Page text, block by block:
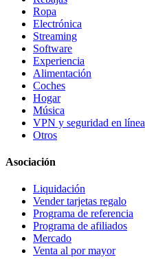
Ropa
Electrónica
Streaming
Software
Experiencia
Alimentación
Coches
Hogar
Música
VPN y seguridad en línea
Otros
Asociación
Liquidación
Vender tarjetas regalo
Programa de referencia
Programa de afiliados
Mercado
Venta al por mayor